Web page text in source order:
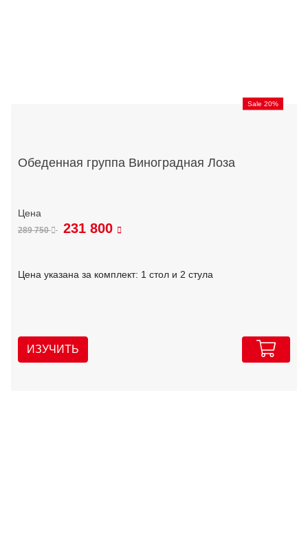
Sale 20%
Обеденная группа Виноградная Лоза
289 750 231 800
Цена указана за комплект: 1 стол и 2 стула
ИЗУЧИТЬ